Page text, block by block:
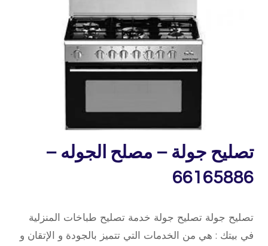
منازل
تصليح جولة – مصلح الجوله –
66165886
repaircookers
تصليح جولة تصليح جولة خدمة تصليح طباخات المنزلية
في بيتك : هي من الخدمات التي تتميز بالجودة و الإتقان و